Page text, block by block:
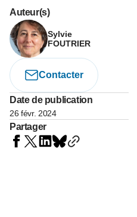
Voir tous les économistes
Auteur(s)
Sylvie
FOUTRIER
Contacter
Date de publication
26 févr. 2024
Partager